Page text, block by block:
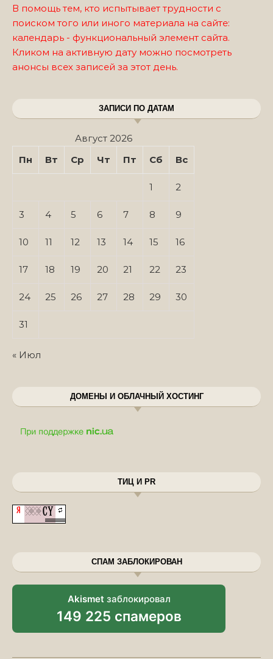
В помощь тем, кто испытывает трудности с
поиском того или иного материала на сайте:
календарь - функциональный элемент сайта.
Кликом на активную дату можно посмотреть
анонсы всех записей за этот день.
ЗАПИСИ ПО ДАТАМ
Август 2026
Пн
Вт Ср Чт Пт Сб Вс
1 2
3 4 5 6 7 8 9
10 11 12 13 14 15 16
17 18 19 20 21 22 23
24 25 26 27 28 29 30
31
« Июл
ДОМЕНЫ И ОБЛАЧНЫЙ ХОСТИНГ
ТИЦ И PR
СПАМ ЗАБЛОКИРОВАН
Akismet заблокировал
149 225 спамеров